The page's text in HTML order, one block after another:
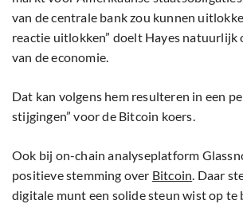
van de centrale bank zou kunnen
reactie uitlokken” doelt Hayes natuurlijk
van de economie.
Dat kan volgens hem resulteren in een
stijgingen” voor de Bitcoin koers.
Ook bij on-chain analyseplatform
positieve stemming over Bitcoin. Daar
digitale munt een solide steun wist op te